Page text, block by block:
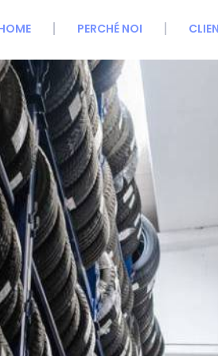
PERCHÉ NOI